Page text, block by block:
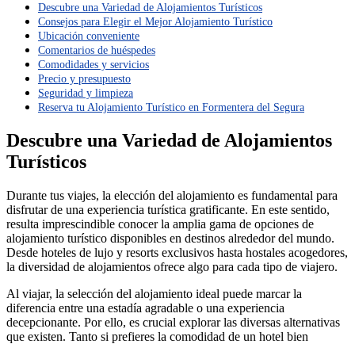
Descubre una Variedad de Alojamientos Turísticos
Consejos para Elegir el Mejor Alojamiento Turístico
Ubicación conveniente
Comentarios de huéspedes
Comodidades y servicios
Precio y presupuesto
Seguridad y limpieza
Reserva tu Alojamiento Turístico en Formentera del Segura
Descubre una Variedad de Alojamientos
Turísticos
Durante tus viajes, la elección del alojamiento es fundamental para
disfrutar de una experiencia turística gratificante. En este sentido,
resulta imprescindible conocer la amplia gama de opciones de
alojamiento turístico disponibles en destinos alrededor del mundo.
Desde hoteles de lujo y resorts exclusivos hasta hostales acogedores,
la diversidad de alojamientos ofrece algo para cada tipo de viajero.
Al viajar, la selección del alojamiento ideal puede marcar la
diferencia entre una estadía agradable o una experiencia
decepcionante. Por ello, es crucial explorar las diversas alternativas
que existen. Tanto si prefieres la comodidad de un hotel bien